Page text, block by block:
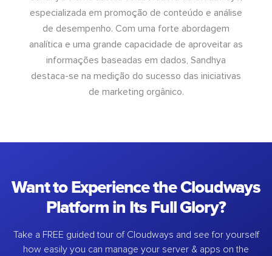
especializada em promoção de conteúdo e análise
de desempenho. Com uma forte abordagem
analítica e uma grande capacidade de aproveitar as
informações baseadas em dados, Sandhya
destaca-se na medição do sucesso das iniciativas
de marketing orgânico.
Want to Experience the Cloudways
Platform in Its Full Glory?
Take a FREE guided tour of Cloudways and see for yourself
how easily you can manage your server & apps on the